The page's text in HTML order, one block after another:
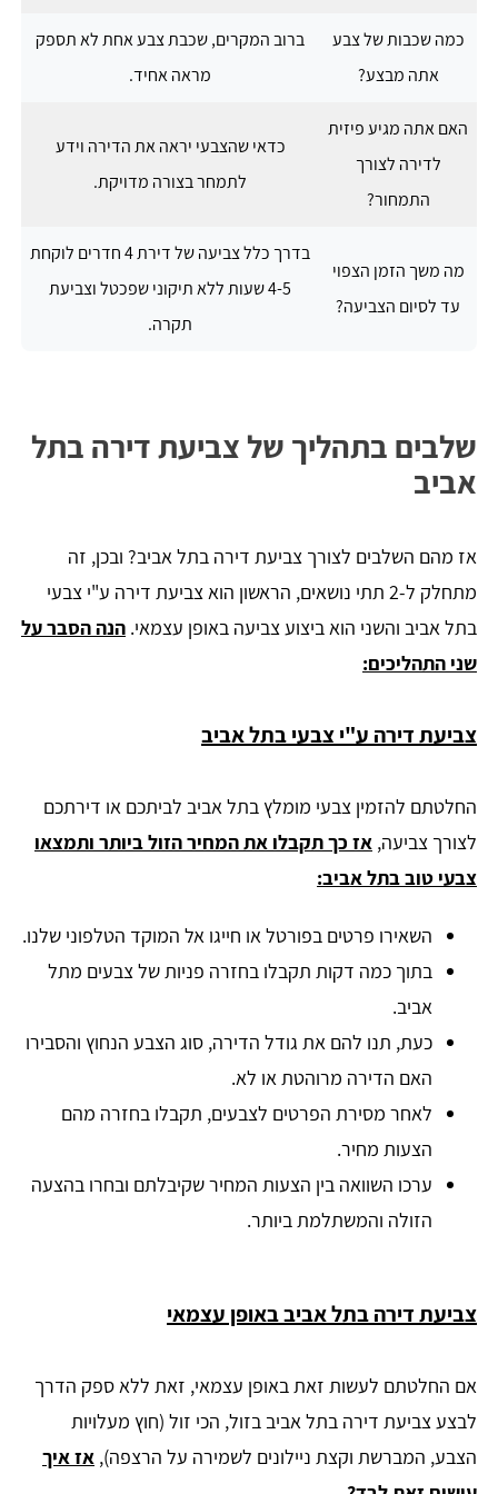
כמה שכבות של צבע
אתה מבצע?
ברוב המקרים, שכבת צבע אחת לא תספק
מראה אחיד.
האם אתה מגיע פיזית
לדירה לצורך
התמחור?
כדאי שהצבעי יראה את הדירה וידע
לתמחר בצורה מדויקת.
מה משך הזמן הצפוי
עד לסיום הצביעה?
בדרך כלל צביעה של דירת 4 חדרים לוקחת
4-5 שעות ללא תיקוני שפכטל וצביעת
תקרה.
שלבים בתהליך של צביעת דירה בתל
אביב
אז מהם השלבים לצורך צביעת דירה בתל אביב? ובכן, זה
מתחלק ל-2 תתי נושאים, הראשון הוא צביעת דירה ע"י צבעי
בתל אביב והשני הוא ביצוע צביעה באופן עצמאי. הנה הסבר על
שני התהליכים:
צביעת דירה ע"י צבעי בתל אביב
החלטתם להזמין צבעי מומלץ בתל אביב לביתכם או דירתכם
לצורך צביעה, אז כך תקבלו את המחיר הזול ביותר ותמצאו
צבעי טוב בתל אביב:
השאירו פרטים בפורטל או חייגו אל המוקד הטלפוני שלנו.
בתוך כמה דקות תקבלו בחזרה פניות של צבעים מתל
אביב.
כעת, תנו להם את גודל הדירה, סוג הצבע הנחוץ והסבירו
האם הדירה מרוהטת או לא.
לאחר מסירת הפרטים לצבעים, תקבלו בחזרה מהם
הצעות מחיר.
ערכו השוואה בין הצעות המחיר שקיבלתם ובחרו בהצעה
הזולה והמשתלמת ביותר.
צביעת דירה בתל אביב באופן עצמאי
אם החלטתם לעשות זאת באופן עצמאי, זאת ללא ספק הדרך
לבצע צביעת דירה בתל אביב בזול, הכי זול (חוץ מעלויות
הצבע, המברשת וקצת ניילונים לשמירה על הרצפה), אז איך